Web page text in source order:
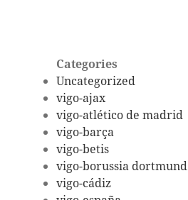
Categories
Uncategorized
vigo-ajax
vigo-atlético de madrid
vigo-barça
vigo-betis
vigo-borussia dortmund
vigo-cádiz